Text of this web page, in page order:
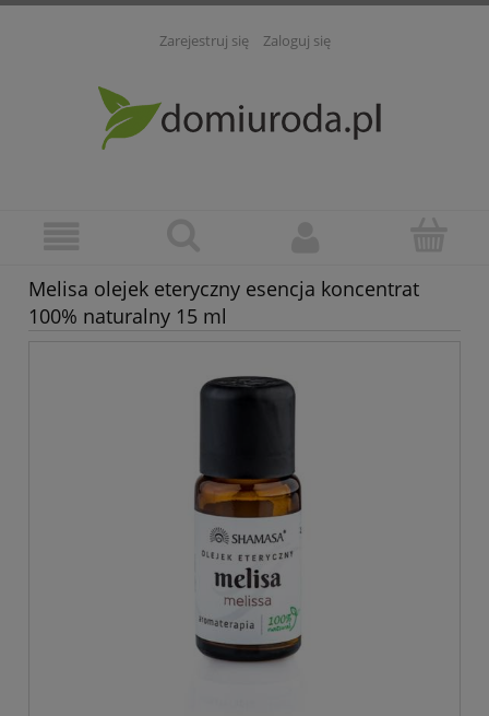
Zarejestruj się Zaloguj się
Melisa olejek eteryczny esencja koncentrat
100% naturalny 15 ml